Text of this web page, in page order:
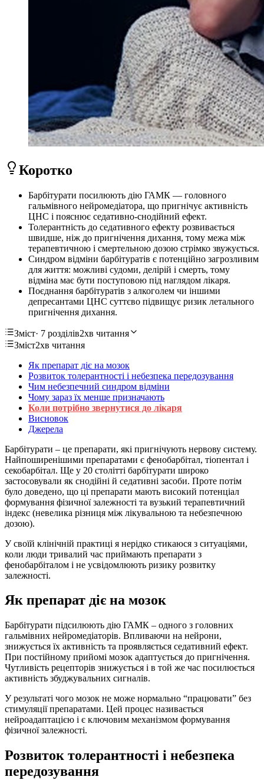
Коротко
Барбітурати посилюють дію ГАМК — головного
гальмівного нейромедіатора, що пригнічує активність
ЦНС і пояснює седативно-снодійний ефект.
Толерантність до седативного ефекту розвивається
швидше, ніж до пригнічення дихання, тому межа між
терапевтичною і смертельною дозою стрімко звужується.
Синдром відміни барбітуратів є потенційно загрозливим
для життя: можливі судоми, делірій і смерть, тому
відміна має бути поступовою під наглядом лікаря.
Поєднання барбітуратів з алкоголем чи іншими
депресантами ЦНС суттєво підвищує ризик летального
пригнічення дихання.
Зміст· 7 розділів2хв читання
Зміст2хв читання
Як препарат діє на мозок
Розвиток толерантності і небезпека передозування
Чим небезпечний синдром відміни
Чому зараз їх менше призначають
Коли потрібно звернутися до лікаря
Висновок
Джерела
Барбітурати – це препарати, які пригнічують нервову систему.
Найпоширенішими препаратами є фенобарбітал, тіопентал і
секобарбітал. Ще у 20 столітті барбітурати широко
застосовували як снодійні й седативні засоби. Проте потім
було доведено, що ці препарати мають високий потенціал
формування фізичної залежності та вузький терапевтичний
індекс (невелика різниця між лікувальною та небезпечною
дозою).
У своїй клінічній практиці я нерідко стикаюся з ситуаціями,
коли люди тривалий час приймають препарати з
фенобарбіталом і не усвідомлюють ризику розвитку
залежності.
Як препарат діє на мозок
Барбітурати підсилюють дію ГАМК – одного з головних
гальмівних нейромедіаторів. Впливаючи на нейрони,
знижується їх активність та проявляється седативний ефект.
При постійному прийомі мозок адаптується до пригнічення.
Чутливість рецепторів знижується і в той же час посилюється
активність збуджувальних сигналів.
У результаті чого мозок не може нормально “працювати” без
стимуляції препаратами. Цей процес називається
нейроадаптацією і є ключовим механізмом формування
фізичної залежності.
Розвиток толерантності і небезпека
передозування